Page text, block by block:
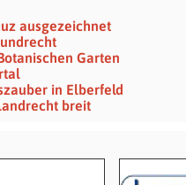
ausgezeichnet
Garten
in Elberfeld
breit